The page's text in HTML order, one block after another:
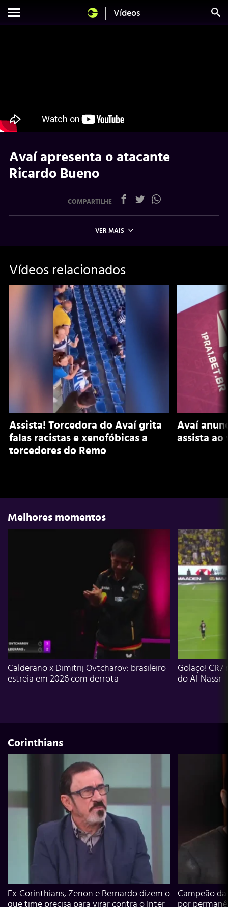
Vídeos
Avaí apresenta o atacante
Ricardo Bueno
COMPARTILHE
VER MAIS
Vídeos relacionados
Assista! Torcedora do Avaí grita
falas racistas e xenofóbicas a
torcedores do Remo
Avaí
assista ao
Melhores momentos
Calderano x Dimitrij Ovtcharov: brasileiro
estreia em 2026 com derrota
Golaço!
do Al-Nassr
Corinthians
Ex-Corinthians, Zenon e Bernardo dizem o
que time precisa para virar contra o Inter
Campeão
por